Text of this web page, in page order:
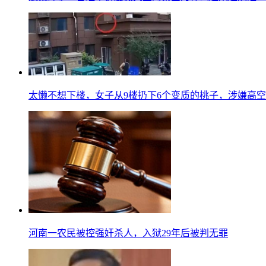
太懒不想下楼，女子从9楼扔下6个变质的桃子，涉嫌高
河南一农民被控强奸杀人，入狱29年后被判无罪